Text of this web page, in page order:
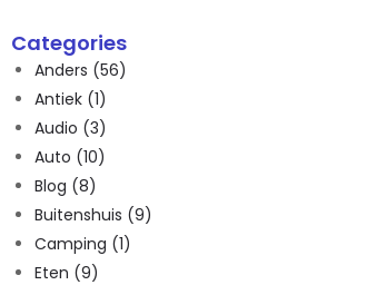
Categories
Anders (56)
Antiek (1)
Audio (3)
Auto (10)
Blog (8)
Buitenshuis (9)
Camping (1)
Eten (9)